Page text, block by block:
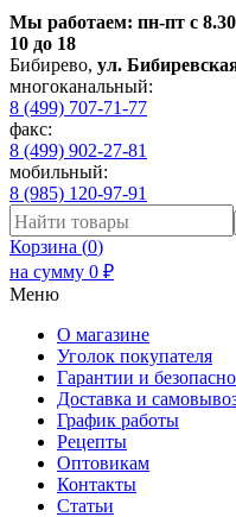
Мы работаем: пн-пт с 8.30
10 до 18
Бибирево, ул.
многоканальный:
8 (499) 707-71-77
факс:
8 (499) 902-27-81
мобильный:
8 (985) 120-97-91
Корзина (0)
на сумму 0 ₽
Меню
О магазине
Уголок покупателя
Гарантии и
Доставка и
График работы
Рецепты
Оптовикам
Контакты
Статьи